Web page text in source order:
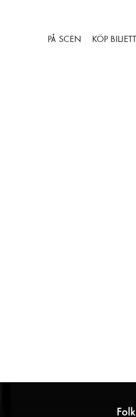
PÅ SCEN KÖP